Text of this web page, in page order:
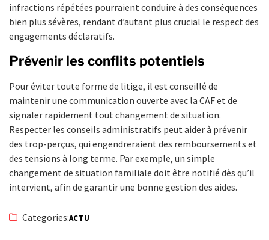
infractions répétées pourraient conduire à des conséquences
bien plus sévères, rendant d’autant plus crucial le respect des
engagements déclaratifs.
Prévenir les conflits potentiels
Pour éviter toute forme de litige, il est conseillé de
maintenir une communication ouverte avec la CAF et de
signaler rapidement tout changement de situation.
Respecter les conseils administratifs peut aider à prévenir
des trop-perçus, qui engendreraient des remboursements et
des tensions à long terme. Par exemple, un simple
changement de situation familiale doit être notifié dès qu’il
intervient, afin de garantir une bonne gestion des aides.
Categories:ACTU